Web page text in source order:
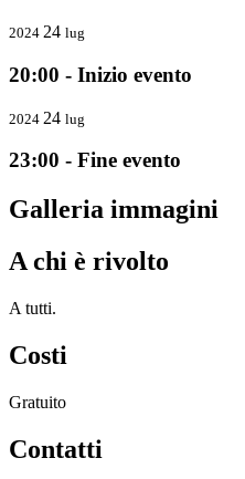
2024 24 lug
20:00 - Inizio evento
2024 24 lug
23:00 - Fine evento
Galleria immagini
A chi è rivolto
A tutti.
Costi
Gratuito
Contatti